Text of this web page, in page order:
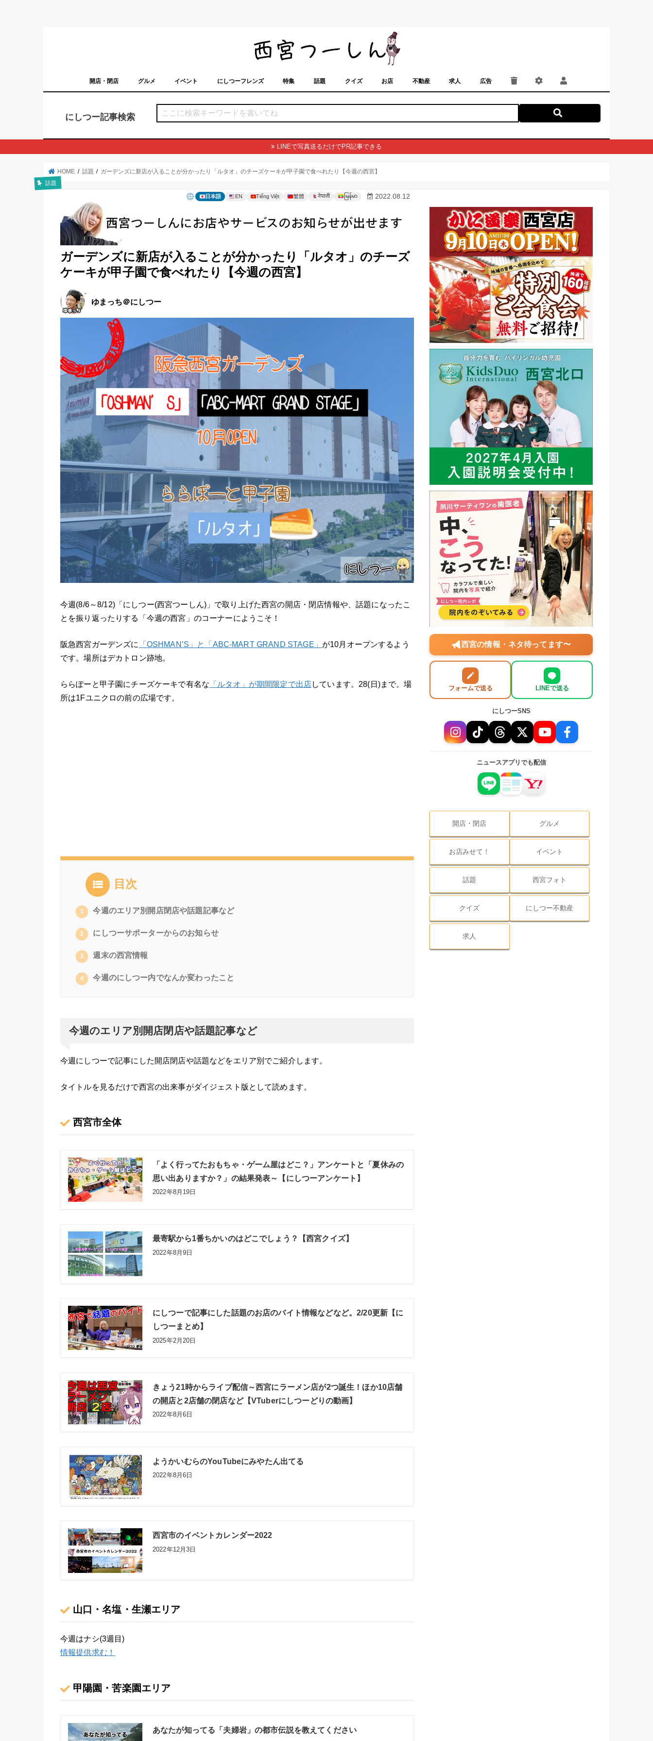
開店・閉店 グルメ イベント にしつーフレンズ 特集 話題 クイズ お店 不動産 求人 広告
にしつー記事検索
LINEで写真送るだけでPR記事できる
HOME 話題 ガーデンズに新店が入ることが分かったり「ルタオ」のチーズケーキが甲子園で食べれたり【今週の西宮】
話題
日本語 EN Tiếng Việt 繁體 नेपाली မြန်မာ 2022.08.12
ガーデンズに新店が入ることが分かったり「ルタオ」のチーズ
ケーキが甲子園で食べれたり【今週の西宮】
ゆまっち＠にしつー
今週(8/6～8/12)「にしつー(西宮つーしん)」で取り上げた西宮の開店・閉店情報や、話題になったこ
とを振り返ったりする「今週の西宮」のコーナーにようこそ！
阪急西宮ガーデンズに 「OSHMAN’S」と「ABC-MART GRAND STAGE」 が10月オープンするよう
です。場所はデカトロン跡地。
ららぽーと甲子園にチーズケーキで有名な 「ルタオ」が期間限定で出店しています。28(日)まで。場
所は1Fユニクロの前の広場です。
目次
1 今週のエリア別開店閉店や話題記事など
2 にしつーサポーターからのお知らせ
3 週末の西宮情報
4 今週のにしつー内でなんか変わったこと
今週のエリア別開店閉店や話題記事など
今週にしつーで記事にした開店閉店や話題などをエリア別でご紹介します。
タイトルを見るだけで西宮の出来事がダイジェスト版として読めます。
西宮市全体
「よく行ってたおもちゃ・ゲーム屋はどこ？」アンケートと「夏休みの
思い出ありますか？」の結果発表～【にしつーアンケート】
2022年8月19日
最寄駅から1番ちかいのはどこでしょう？【西宮クイズ】
2022年8月9日
にしつーで記事にした話題のお店のバイト情報などなど。2/20更新【に
しつーまとめ】
2025年2月20日
きょう21時からライブ配信～西宮にラーメン店が2つ誕生！ほか10店舗
の開店と2店舗の閉店など【VTuberにしつーどりの動画】
2022年8月6日
ようかいむらのYouTubeにみやたん出てる
2022年8月6日
西宮市のイベントカレンダー2022
2022年12月3日
山口・名塩・生瀬エリア
今週はナシ(3週目)
情報提供求む！
甲陽園・苦楽園エリア
あなたが知ってる「夫婦岩」の都市伝説を教えてください
西宮の情報・ネタ待ってます〜
フォームで送る LINEで送る
にしつーSNS
ニュースアプリでも配信
開店・閉店 グルメ
お店みせて！ イベント
話題 西宮フォト
クイズ にしつー不動産
求人